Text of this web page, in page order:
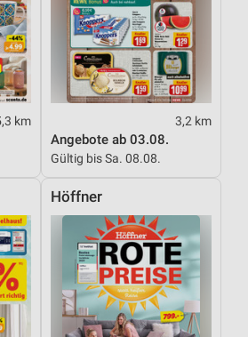
km 3,2 km
Angebote ab 03.08.
Gültig bis Sa. 08.08.
Höffner